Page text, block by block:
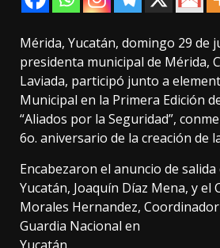
Mérida, Yucatán, domingo 29 de
presidenta municipal de Mérida,
Laviada, participó junto a
Municipal en la Primera Edición
“Aliados por la Seguridad”,
6o. aniversario de la creación de
Encabezaron el anuncio de
Yucatán, Joaquín Díaz Mena, y el
Morales Hernandez,
Guardia Nacional en